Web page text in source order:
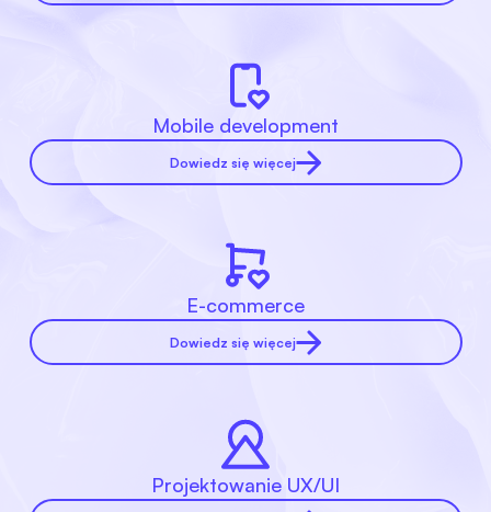
Mobile development
Dowiedz się więcej
E-commerce
Dowiedz się więcej
Projektowanie UX/UI